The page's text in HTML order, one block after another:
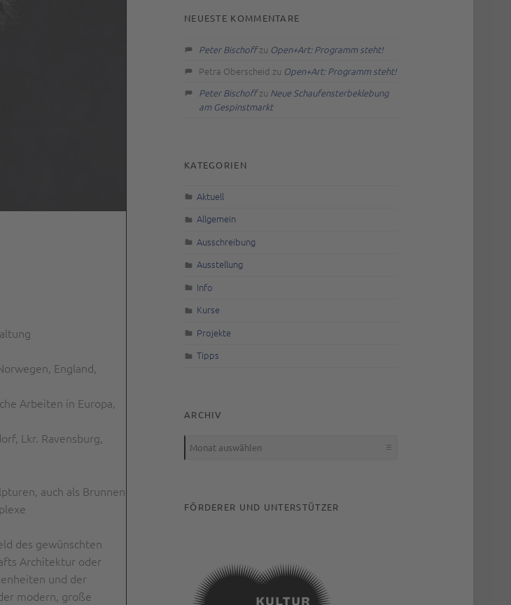
England,
Arbeiten in Europa,
Lkr. Ravensburg,
auch als Brunnen
des gewünschten
Architektur oder
und der
modern, große
NEUESTE KOMMENTARE
Peter Bischoffzu Open+Art: Programm steht!
Petra Oberscheid zu Open+Art: Programm steht!
Peter Bischoffzu Neue Schaufensterbeklebung
am Gespinstmarkt
KATEGORIEN
Aktuell
Allgemein
Ausschreibung
Ausstellung
Info
Kurse
Projekte
Tipps
ARCHIV
Archiv
FÖRDERER UND UNTERSTÜTZER